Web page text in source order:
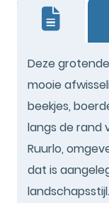
Deze
mooie
beekjes,
langs de rand
Ruurlo,
dat is